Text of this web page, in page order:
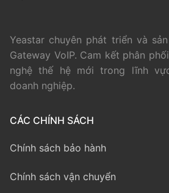
Yeastar chuyên phát triển và
Gateway VoIP. Cam kết phân
nghệ thế hệ mới trong lĩnh
doanh nghiệp.
CÁC CHÍNH SÁCH
Chính sách bảo hành
Chính sách vận chuyển